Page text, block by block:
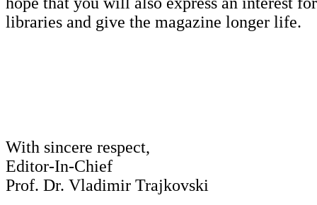
libraries and give the magazine longer life.
With sincere respect,
Editor-In-Chief
Prof. Dr. Vladimir Trajkovski